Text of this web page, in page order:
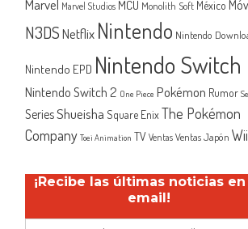
Marvel Marvel Studios MCU Monolith Soft México
N3DSNetflix Nintendo Nintendo
Nintendo EPD Nintendo Switch
Nintendo Switch 2 One Piece Pokémon Rumor
SeriesShueisha Square EnixThe Pokémon
Company Toei Animation TV Ventas Ventas Japón
¡Recibe las últimas noticias
email!